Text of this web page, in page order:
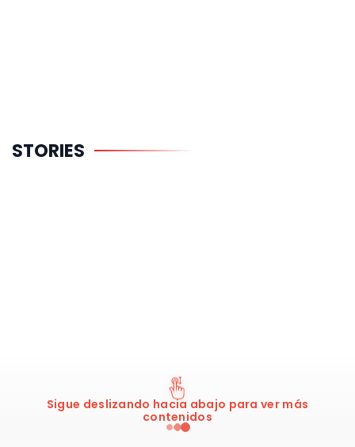
STORIES
El gran
proyecto de
Sigue deslizando hacia abajo para ver más
contenidos